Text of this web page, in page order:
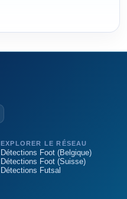
EXPLORER LE RÉSEAU
Détections Foot (Belgique)
Détections Foot (Suisse)
Détections Futsal